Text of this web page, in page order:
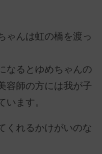
ゃんは虹の橋を渡っ
なるとゆめちゃんの
容師の方には我が子
います。
くれるかけがいのな